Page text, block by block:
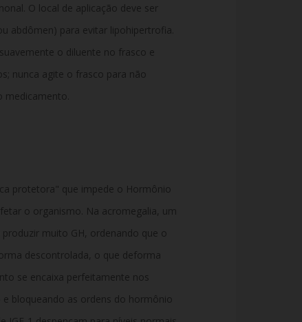
O local de aplicação deve ser
abdômen) para evitar lipohipertrofia.
o diluente no frasco e
nunca agite o frasco para não
medicamento.
protetora" que impede o Hormônio
o organismo. Na acromegalia, um
muito GH, ordenando que o
descontrolada, o que deforma
se encaixa perfeitamente nos
bloqueando as ordens do hormônio